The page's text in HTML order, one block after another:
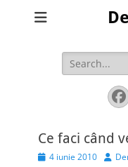
Search
for:
Ce faci când
Posted4 iunie 2010